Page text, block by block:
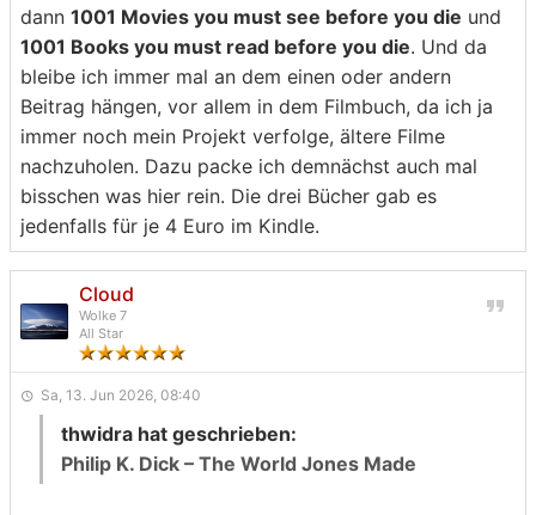
dann 1001 Movies you must see before you die und
1001 Books you must read before you die. Und da
bleibe ich immer mal an dem einen oder andern
Beitrag hängen, vor allem in dem Filmbuch, da ich ja
immer noch mein Projekt verfolge, ältere Filme
nachzuholen. Dazu packe ich demnächst auch mal
bisschen was hier rein. Die drei Bücher gab es
jedenfalls für je 4 Euro im Kindle.
Cloud
Wolke 7
All Star
Sa, 13. Jun 2026, 08:40
thwidra hat geschrieben:
Philip K. Dick – The World Jones Made